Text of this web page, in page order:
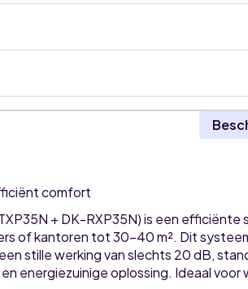
comfort
+ DK-RXP35N) is een
of kantoren tot 30-40 m². Dit
stille werking van slechts 20 dB,
energiezuinige oplossing. Ideaal